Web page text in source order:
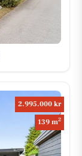
2.995.000 kr
139 m2